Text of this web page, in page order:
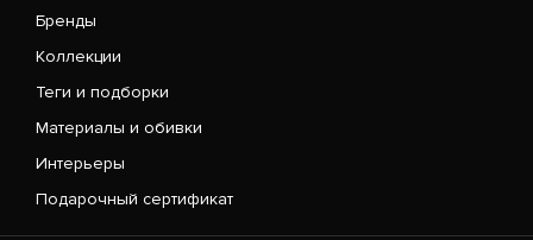
Бренды
Коллекции
Теги и подборки
Материалы и обивки
Интерьеры
Подарочный сертификат